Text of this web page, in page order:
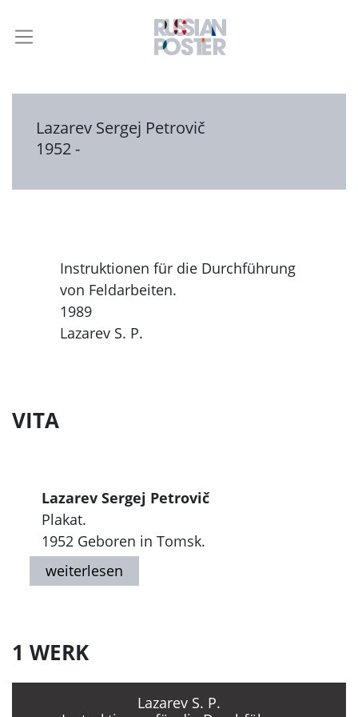
Lazarev Sergej Petrovič
1952 -
Instruktionen für die Durchführung
von Feldarbeiten.
1989
Lazarev S. P.
VITA
Lazarev Sergej Petrovič
Plakat.
1952 Geboren in Tomsk.
1 WERK
Lazarev S. P.